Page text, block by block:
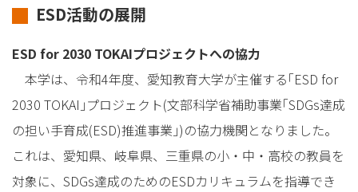
ESD活動の展開
ESD for 2030 TOKAIプロジェクトへの協力
本学は、令和4年度、愛知教育大学が主催する｢ESD for
2030 TOKAI｣プロジェクト(文部科学省補助事業｢SDGs達成
の担い手育成(ESD)推進事業｣)の協力機関となりました。
これは、愛知県、岐阜県、三重県の小・中・高校の教員を
対象に、SDGs達成のためのESDカリキュラムを指導でき